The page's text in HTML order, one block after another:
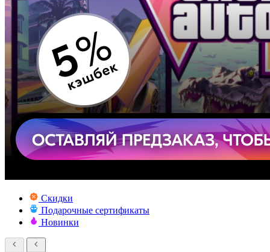
Скидки
Подарочные сертификаты
Новинки